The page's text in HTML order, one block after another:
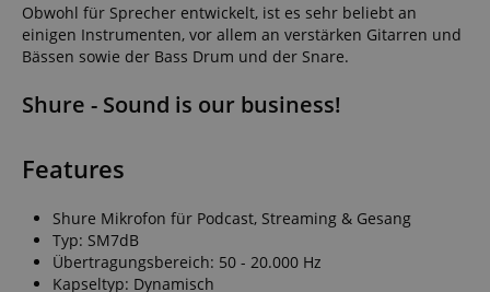
Obwohl für Sprecher entwickelt, ist es sehr beliebt an
einigen Instrumenten, vor allem an verstärken Gitarren und
Bässen sowie der Bass Drum und der Snare.
Shure - Sound is our business!
Features
Shure Mikrofon für Podcast, Streaming & Gesang
Typ: SM7dB
Übertragungsbereich: 50 - 20.000 Hz
Kapseltyp: Dynamisch